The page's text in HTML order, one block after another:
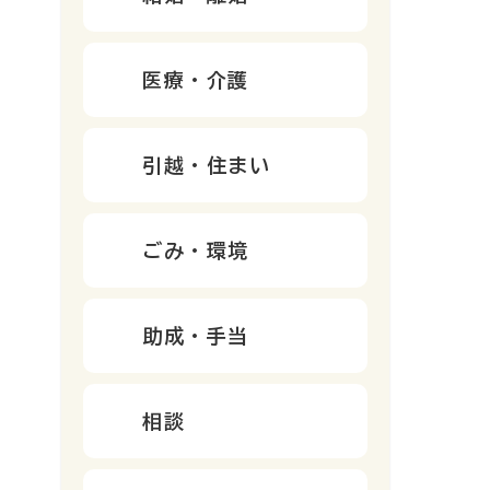
医療・介護
引越・住まい
ごみ・環境
助成・手当
相談